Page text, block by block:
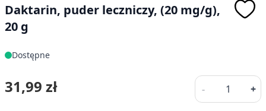
Daktarin, puder leczniczy, (20 mg/g),
20 g
Dostępne
31,99 zł -
Ilość
+